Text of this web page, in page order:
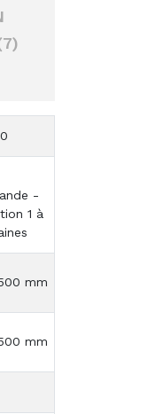
-
1 à
mm
mm